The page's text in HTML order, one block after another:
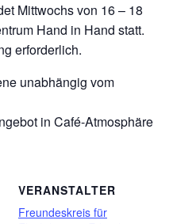
Mittwochs von 16 – 18
Hand in Hand statt.
erforderlich.
unabhängig vom
in Café-Atmosphäre
VERANSTALTER
Freundeskreis für